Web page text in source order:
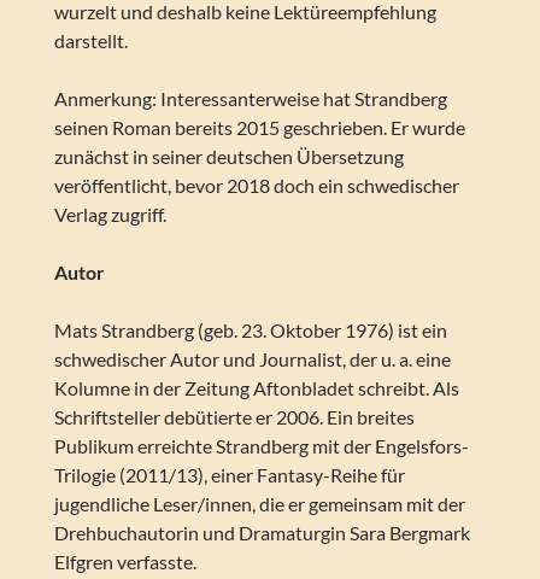
wurzelt und deshalb keine Lektüreempfehlung
darstellt.
Anmerkung: Interessanterweise hat Strandberg
seinen Roman bereits 2015 geschrieben. Er wurde
zunächst in seiner deutschen Übersetzung
veröffentlicht, bevor 2018 doch ein schwedischer
Verlag zugriff.
Autor
Mats Strandberg (geb. 23. Oktober 1976) ist ein
schwedischer Autor und Journalist, der u. a. eine
Kolumne in der Zeitung Aftonbladet schreibt. Als
Schriftsteller debütierte er 2006. Ein breites
Publikum erreichte Strandberg mit der Engelsfors-
Trilogie (2011/13), einer Fantasy-Reihe für
jugendliche Leser/innen, die er gemeinsam mit der
Drehbuchautorin und Dramaturgin Sara Bergmark
Elfgren verfasste.